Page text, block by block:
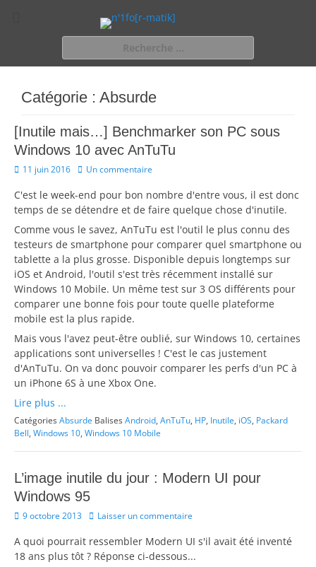
n'1fo[r-matik]
Pour les nymphos d'infos en info…
Catégorie : Absurde
[Inutile mais…] Benchmarker son PC sous
Windows 10 avec AnTuTu
Posted
11 juin 2016 Un commentaire
C'est le week-end pour bon nombre d'entre vous, il est donc
temps de se détendre et de faire quelque chose d'inutile.
Comme vous le savez, AnTuTu est l'outil le plus connu des
testeurs de smartphone pour comparer quel smartphone ou
tablette a la plus grosse. Disponible depuis longtemps sur
iOS et Android, l'outil s'est très récemment installé sur
Windows 10 Mobile. Un même test sur 3 OS différents pour
comparer une bonne fois pour toute quelle plateforme
mobile est la plus rapide.
Mais vous l'avez peut-être oublié, sur Windows 10, certaines
applications sont universelles ! C'est le cas justement
d'AnTuTu. On va donc pouvoir comparer les perfs d'un PC à
un iPhone 6S à une Xbox One.
Lire plus ...
CatégoriesAbsurde BalisesAndroid, AnTuTu, HP, Inutile, iOS, Packard
Bell, Windows 10, Windows 10 Mobile
L’image inutile du jour : Modern UI pour
Windows 95
Posted
9 octobre 2013 Laisser un commentaire
A quoi pourrait ressembler Modern UI s'il avait été inventé
18 ans plus tôt ? Réponse ci-dessous...